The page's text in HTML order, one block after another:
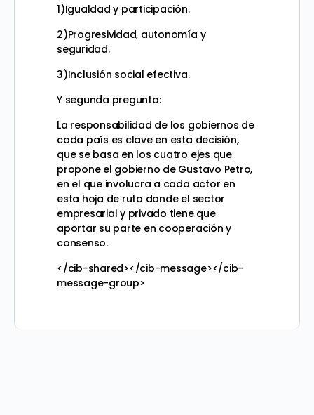
1)Igualdad y participación.
2)Progresividad, autonomía y
seguridad.
3)Inclusión social efectiva.
Y segunda pregunta:
La responsabilidad de los gobiernos de
cada país es clave en esta decisión,
que se basa en los cuatro ejes que
propone el gobierno de Gustavo Petro,
en el que involucra a cada actor en
esta hoja de ruta donde el sector
empresarial y privado tiene que
aportar su parte en cooperación y
consenso.
</cib-shared></cib-message></cib-
message-group>